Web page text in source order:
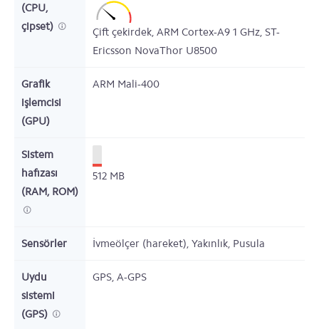
(CPU,
çipset)
Çift çekirdek, ARM Cortex-A9 1 GHz, ST-
Ericsson NovaThor U8500
Grafik
işlemcisi
(GPU)
ARM Mali-400
Sistem
hafızası
(RAM, ROM)
512 MB
Sensörler İvmeölçer (hareket), Yakınlık, Pusula
Uydu
sistemi
(GPS)
GPS, A-GPS